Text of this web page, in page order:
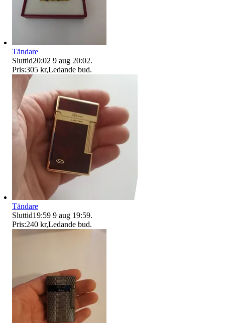
Tändare
Sluttid20:02 9 aug 20:02.
Pris:305 kr,Ledande bud.
Tändare
Sluttid19:59 9 aug 19:59.
Pris:240 kr,Ledande bud.